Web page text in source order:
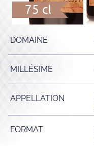
75 cl
DOMAINE
MILLÉSIME
APPELLATION
FORMAT